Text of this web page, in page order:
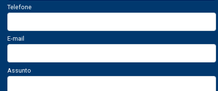
Telefone
E-mail
Assunto